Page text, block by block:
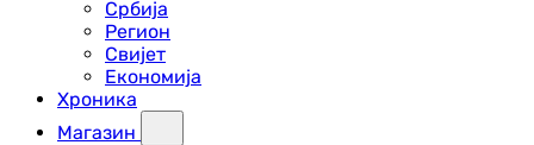
Србија
Регион
Свијет
Економија
Хроника
Магазин